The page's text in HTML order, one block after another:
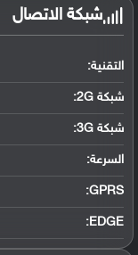
شبكة الاتصال
التقنية:
شبكة 2G:
شبكة 3G :
السرعة:
GPRS:
EDGE: